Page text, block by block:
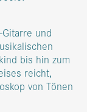
und
bis hin zum
reicht,
von Tönen